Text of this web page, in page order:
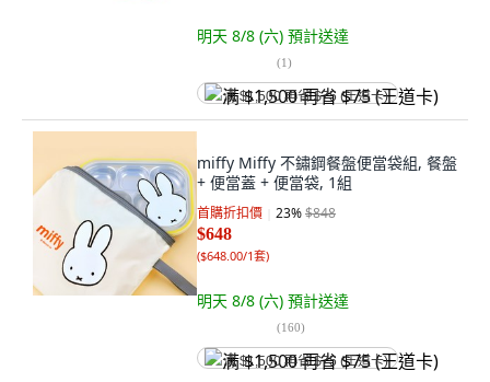
明天 8/8 (六) 預計送達
(1)
满 $1,500 再省 $75 (王道卡)
miffy Miffy 不鏽鋼餐盤便當袋組, 餐盤
+ 便當蓋 + 便當袋, 1組
首購折扣價 23%$848
$648
($648.00/1套)
明天 8/8 (六) 預計送達
(160)
满 $1,500 再省 $75 (王道卡)